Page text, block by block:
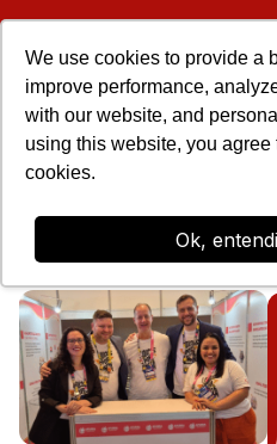
We use cookies to provide a
improve performance,
with our website, and
using this website, you agree
cookies.
Ok,
Apubra marca
Summit 2025